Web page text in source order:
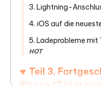
3. Lightning-
4. iOS auf die
5. Ladeprobleme mit
HOT
Teil 3.
iPhone 17 lädt